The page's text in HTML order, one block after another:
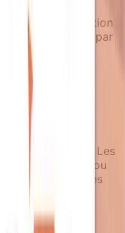
souvent
Une célébration
peut être suivie par
et des
de succès.
basée sur
les étapes. Les
l'activation, ou
de campagnes
Notifizz garde